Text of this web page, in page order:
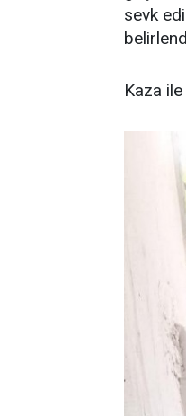
sevk
Kaza